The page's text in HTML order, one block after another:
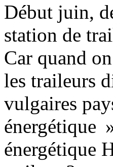
Début juin,
station de
Car quand
les traileurs
vulgaires
énergétique
énergétique